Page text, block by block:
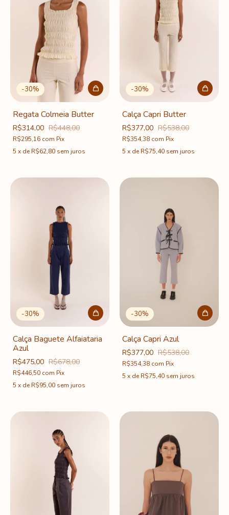
-30%
Regata Colmeia Butter
R$314,00 R$448,00
R$295,16 com Pix
5 x deR$62,80 sem juros
-30%
Calça Capri Butter
R$377,00 R$538,00
R$354,38 com Pix
5 x deR$75,40 sem juros
-30%
Calça Baguete Alfaiataria
Azul
R$475,00 R$678,00
R$446,50 com Pix
5 x deR$95,00 sem juros
-30%
Calça Capri Azul
R$377,00 R$538,00
R$354,38 com Pix
5 x deR$75,40 sem juros